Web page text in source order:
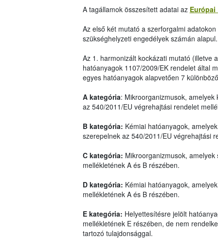
A tagállamok összesített adatai az
Az első két mutató a szerforgalmi
szükséghelyzeti engedélyek számán alapul.
Az 1. harmonizált kockázati mutató (illetve
hatóanyagok 1107/2009/EK rendelet által
egyes hatóanyagok alapvetően 7
A kategória: Mikroorganizmusok, amelyek
az 540/2011/EU végrehajtási rendelet
B kategória: Kémiai hatóanyagok,
szerepelnek az 540/2011/EU végrehajtási
C kategória: Mikroorganizmusok,
mellékletének A és B részében.
D kategória: Kémiai hatóanyagok,
mellékletének A és B részében.
E kategória: Helyettesítésre jelölt
mellékletének E részében, de nem
tartozó tulajdonsággal.